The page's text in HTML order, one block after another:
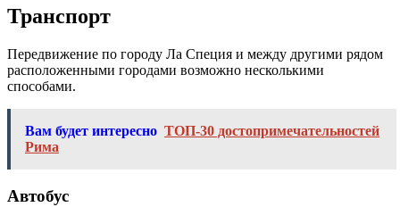
Транспорт
Передвижение по городу Ла Специя и между другими рядом
расположенными городами возможно несколькими
способами.
Вам будет интересно ТОП-30 достопримечательностей
Рима
Автобус